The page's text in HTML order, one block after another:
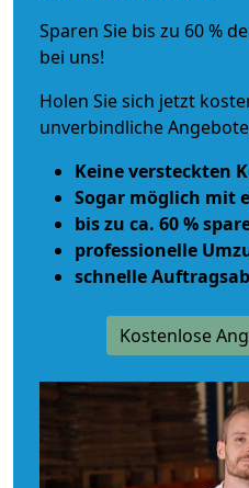
Sparen Sie bis zu 60 %
bei uns!
Holen Sie sich jetzt
unverbindliche
Keine versteckten
Sogar möglich mit
bis zu ca. 60 %
professionelle
schnelle
Kostenlose